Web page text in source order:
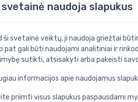
wall mounted, 360x540
vonios kambarys
balta
svetainė naudoja slapukus
ši svetainė veiktų, ji naudoja griežtai
pat gali būti naudojami analitiniai ir
sutikti, atsisakyti arba pakeisti
informacijos apie naudojamus
priimti visus slapukus paspausdami